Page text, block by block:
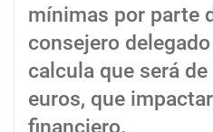
mínimas por parte
consejero
calcula que será
euros, que
financiero.